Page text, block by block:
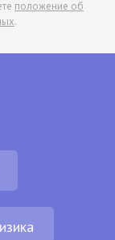
положение об
.